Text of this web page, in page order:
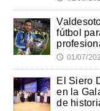
fútbol
🕔 01/07/
El Siero
en la
de